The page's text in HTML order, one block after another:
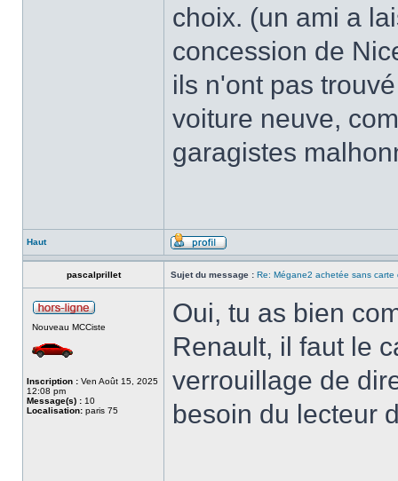
choix. (un ami a
concession de
ils n'ont pas
voiture neuve,
garagistes
Haut
pascalprillet Sujet du message : Re: Mégane2 achetée sans carte
Nouveau MCCiste
Inscription : Ven Août 15, 2025
12:08 pm
Message(s) : 10
Localisation: paris 75
Oui, tu as bien
Renault, il faut le
verrouillage de
besoin du lecteur